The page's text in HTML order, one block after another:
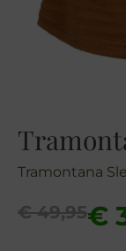
Tramontana
€49,95€
Huidige